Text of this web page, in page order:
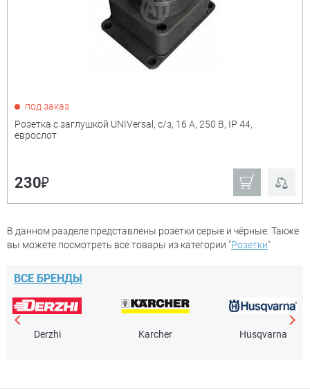
под заказ
Розетка с заглушкой UNIVersal, с/з, 16 А, 250 В, IP 44,
еврослот
230₽
В данном разделе представлены розетки серые и чёрные. Также
вы можете посмотреть все товары из категории "Розетки"
ВСЕ БРЕНДЫ
Derzhi Karcher Husqvarna